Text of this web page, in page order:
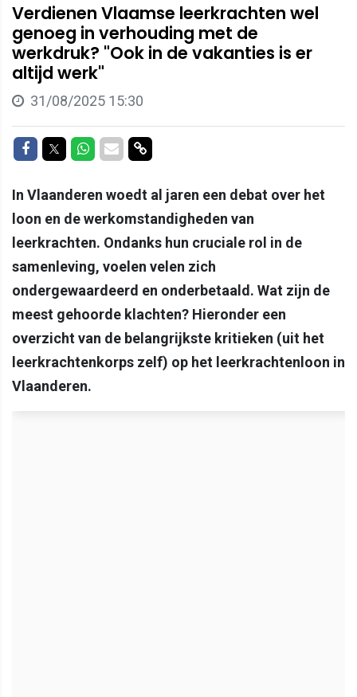
Verdienen Vlaamse leerkrachten wel
genoeg in verhouding met de
werkdruk? "Ook in de vakanties is er
altijd werk"
31/08/2025 15:30
Delen op Facebook
Delen op Twitter
Delen op Whatsapp
Delen via Mail
Delen via link
In Vlaanderen woedt al jaren een debat over het
loon en de werkomstandigheden van
leerkrachten. Ondanks hun cruciale rol in de
samenleving, voelen velen zich
ondergewaardeerd en onderbetaald. Wat zijn de
meest gehoorde klachten? Hieronder een
overzicht van de belangrijkste kritieken (uit het
leerkrachtenkorps zelf) op het leerkrachtenloon in
Vlaanderen.